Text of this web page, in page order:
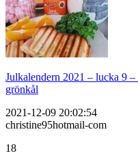
Julkalendern 2021 – lucka 9
grönkål
2021-12-09 20:02:54
christine95hotmail-com
18